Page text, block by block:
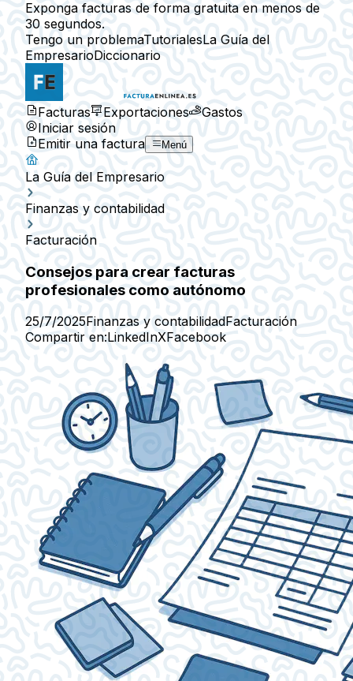
Exponga facturas de forma gratuita en menos de
30 segundos.
Tengo un problemaTutorialesLa Guía del
EmpresarioDiccionario
Facturas Exportaciones
Gastos
Iniciar sesión
Emitir una factura
Menú
La Guía del Empresario
Finanzas y contabilidad
Facturación
Consejos para crear facturas
profesionales como autónomo
25/7/2025Finanzas y contabilidadFacturación
Compartir en:LinkedInXFacebook